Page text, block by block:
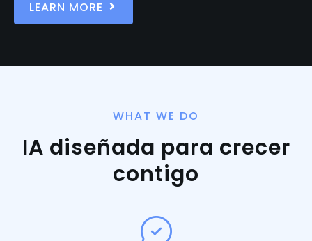
LEARN MORE
WHAT WE DO
IA diseñada para crecer
contigo